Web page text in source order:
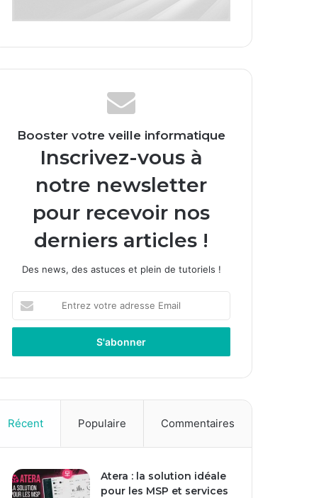
Booster votre veille informatique
Inscrivez-vous à
notre newsletter
pour recevoir nos
derniers articles !
Des news, des astuces et plein de tutoriels !
t
e
o
t
e
d
r
Récent Populaire Commentaires
Atera : la solution idéale
pour les MSP et services